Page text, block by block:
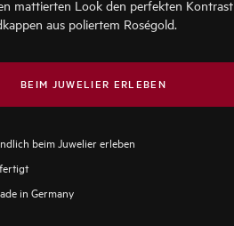
mattierten Look den perfekten Kontrast
aus poliertem Roségold.
BEIM JUWELIER ERLEBEN
beim Juwelier erleben
in Germany